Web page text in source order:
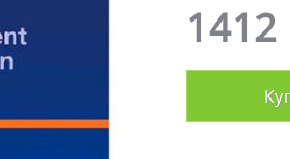
1412